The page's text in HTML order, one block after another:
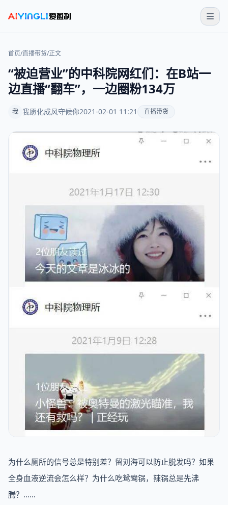
首页/直播带货/正文
“被迫营业”的中科院网红们：在B站一
边直播“翻车”，一边圈粉134万
我 我愿化成风守候你2021-02-01 11:21 直播带货
为什么厕所的信号总是特别差？留刘海可以防止脱发吗？如果
全身血液逆流会怎么样？为什么吃鸳鸯锅，辣锅总是先沸
腾？……